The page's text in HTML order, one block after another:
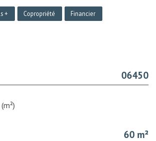
+ Copropriété Financier
06450
60 m²